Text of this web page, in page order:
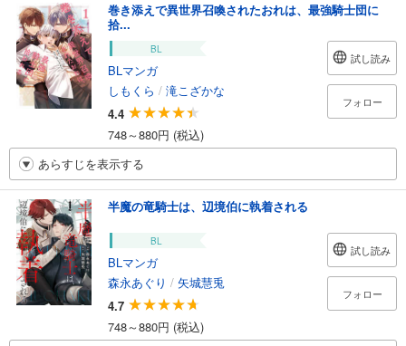
巻き添えで異世界召喚されたおれは、最強騎士団に
拾...
BL
BLマンガ
しもくら / 滝こざかな
4.4
748～880円 (税込)
試し読み
フォロー
あらすじを表示する
半魔の竜騎士は、辺境伯に執着される
BL
BLマンガ
森永あぐり / 矢城慧兎
4.7
748～880円 (税込)
試し読み
フォロー